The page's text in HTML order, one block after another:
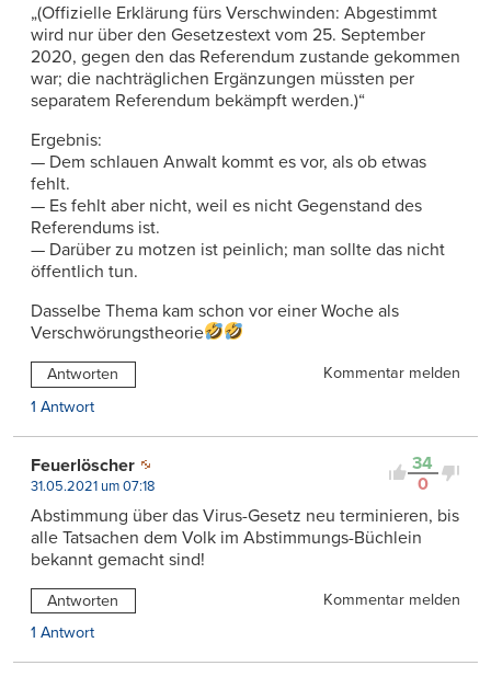
„(Offizielle Erklärung fürs Verschwinden: Abgestimmt
wird nur über den Gesetzestext vom 25. September
2020, gegen den das Referendum zustande gekommen
war; die nachträglichen Ergänzungen müssten per
separatem Referendum bekämpft werden.)“
Ergebnis:
— Dem schlauen Anwalt kommt es vor, als ob etwas
fehlt.
— Es fehlt aber nicht, weil es nicht Gegenstand des
Referendums ist.
— Darüber zu motzen ist peinlich; man sollte das nicht
öffentlich tun.
Dasselbe Thema kam schon vor einer Woche als
Verschwörungstheorie
Antworten
Kommentar melden
1 Antwort
34
0
Feuerlöscher
31.05.2021 um 07:18
Abstimmung über das Virus-Gesetz neu terminieren, bis
alle Tatsachen dem Volk im Abstimmungs-Büchlein
bekannt gemacht sind!
Antworten
Kommentar melden
1 Antwort